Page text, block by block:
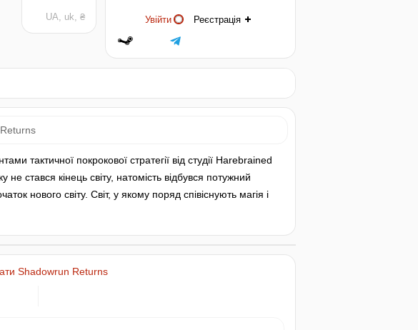
Увійти Реєстрація
UA, uk, ₴
тактичної покрокової стратегії від студії Harebrained
стався кінець світу, натомість відбувся потужний
нового світу. Світ, у якому поряд співіснують магія і
Shadowrun Returns